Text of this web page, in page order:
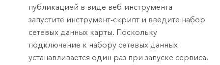
публикацией в виде веб-инструмента
запустите инструмент-скрипт и введите набор
сетевых данных карты. Поскольку
подключение к набору сетевых данных
устанавливается один раз при запуске сервиса,